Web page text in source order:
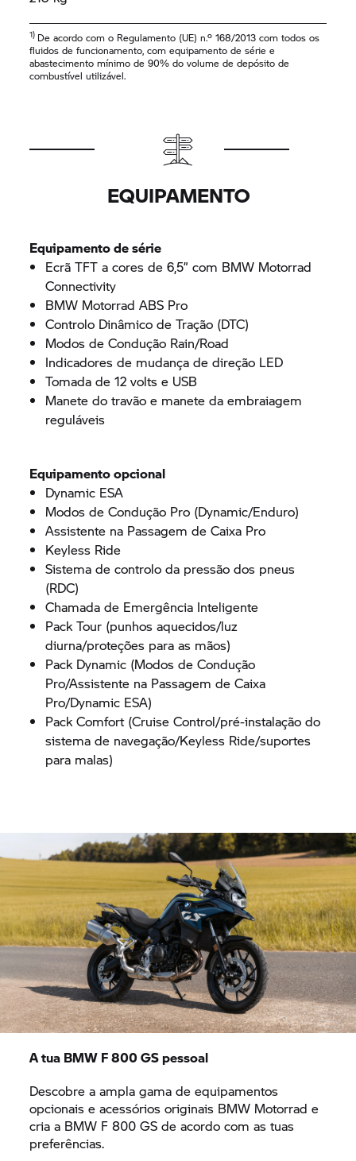
1) De acordo com o Regulamento (UE) n.º 168/2013 com todos os
fluidos de funcionamento, com equipamento de série e
abastecimento mínimo de 90% do volume de depósito de
combustível utilizável.
EQUIPAMENTO
Equipamento de série
Ecrã TFT a cores de 6,5” com BMW Motorrad
Connectivity
BMW Motorrad ABS Pro
Controlo Dinâmico de Tração (DTC)
Modos de Condução Rain/Road
Indicadores de mudança de direção LED
Tomada de 12 volts e USB
Manete do travão e manete da embraiagem
reguláveis
Equipamento opcional
Dynamic ESA
Modos de Condução Pro (Dynamic/Enduro)
Assistente na Passagem de Caixa Pro
Keyless Ride
Sistema de controlo da pressão dos pneus
(RDC)
Chamada de Emergência Inteligente
Pack Tour (punhos aquecidos/luz
diurna/proteções para as mãos)
Pack Dynamic (Modos de Condução
Pro/Assistente na Passagem de Caixa
Pro/Dynamic ESA)
Pack Comfort (Cruise Control/pré-instalação do
sistema de navegação/Keyless Ride/suportes
para malas)
A tua BMW F 800 GSpessoal
Descobre a ampla gama de equipamentos
opcionais e acessórios originais BMW Motorrad e
cria a BMW F 800 GS de acordo com as tuas
preferências.